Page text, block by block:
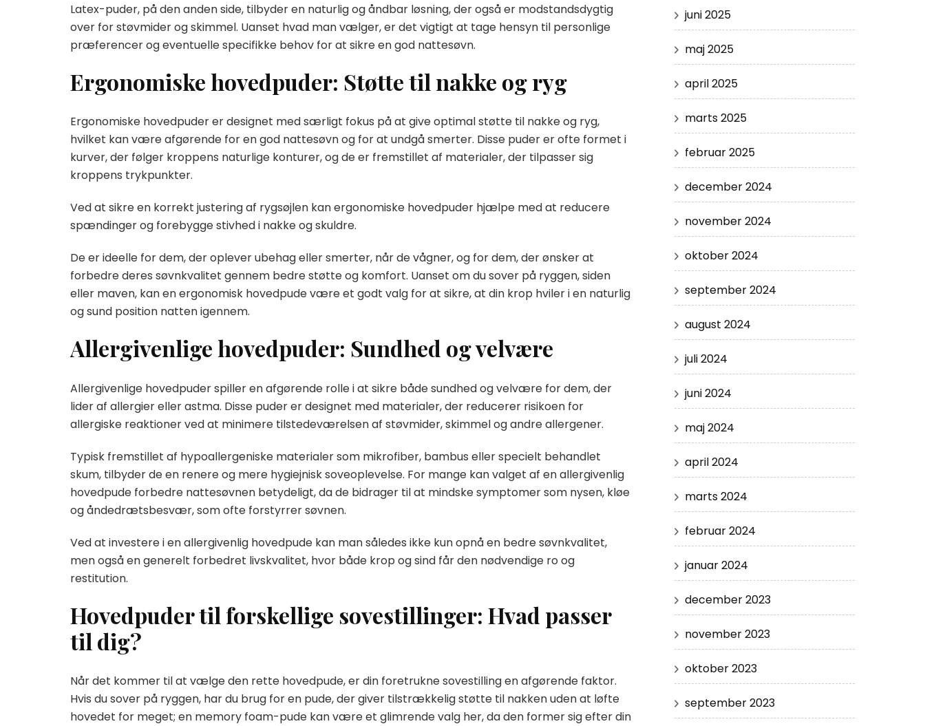
Latex-puder, på den anden side, tilbyder en naturlig og åndbar løsning, der også er modstandsdygtig
over for støvmider og skimmel. Uanset hvad man vælger, er det vigtigt at tage hensyn til personlige
præferencer og eventuelle specifikke behov for at sikre en god nattesøvn.
Ergonomiske hovedpuder: Støtte til nakke og ryg
Ergonomiske hovedpuder er designet med særligt fokus på at give optimal støtte til nakke og ryg,
hvilket kan være afgørende for en god nattesøvn og for at undgå smerter. Disse puder er ofte formet i
kurver, der følger kroppens naturlige konturer, og de er fremstillet af materialer, der tilpasser sig
kroppens trykpunkter.
Ved at sikre en korrekt justering af rygsøjlen kan ergonomiske hovedpuder hjælpe med at reducere
spændinger og forebygge stivhed i nakke og skuldre.
De er ideelle for dem, der oplever ubehag eller smerter, når de vågner, og for dem, der ønsker at
forbedre deres søvnkvalitet gennem bedre støtte og komfort. Uanset om du sover på ryggen, siden
eller maven, kan en ergonomisk hovedpude være et godt valg for at sikre, at din krop hviler i en naturlig
og sund position natten igennem.
Allergivenlige hovedpuder: Sundhed og velvære
Allergivenlige hovedpuder spiller en afgørende rolle i at sikre både sundhed og velvære for dem, der
lider af allergier eller astma. Disse puder er designet med materialer, der reducerer risikoen for
allergiske reaktioner ved at minimere tilstedeværelsen af støvmider, skimmel og andre allergener.
Typisk fremstillet af hypoallergeniske materialer som mikrofiber, bambus eller specielt behandlet
skum, tilbyder de en renere og mere hygiejnisk soveoplevelse. For mange kan valget af en allergivenlig
hovedpude forbedre nattesøvnen betydeligt, da de bidrager til at mindske symptomer som nysen, kløe
og åndedrætsbesvær, som ofte forstyrrer søvnen.
Ved at investere i en allergivenlig hovedpude kan man således ikke kun opnå en bedre søvnkvalitet,
men også en generelt forbedret livskvalitet, hvor både krop og sind får den nødvendige ro og
restitution.
Hovedpuder til forskellige sovestillinger: Hvad passer
til dig?
Når det kommer til at vælge den rette hovedpude, er din foretrukne sovestilling en afgørende faktor.
Hvis du sover på ryggen, har du brug for en pude, der giver tilstrækkelig støtte til nakken uden at løfte
hovedet for meget; en memory foam-pude kan være et glimrende valg her, da den former sig efter din
juni 2025
maj 2025
april 2025
marts 2025
februar 2025
december 2024
november 2024
oktober 2024
september 2024
august 2024
juli 2024
juni 2024
maj 2024
april 2024
marts 2024
februar 2024
januar 2024
december 2023
november 2023
oktober 2023
september 2023